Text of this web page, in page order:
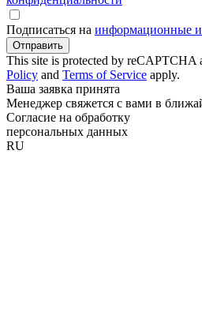
Подписаться на информационные
Отправить
This site is protected by reCAPTCHA
Policy and Terms of Service apply.
Ваша заявка принята
Менеджер свяжется с вами в
Согласие на обработку
персональных данных
RU